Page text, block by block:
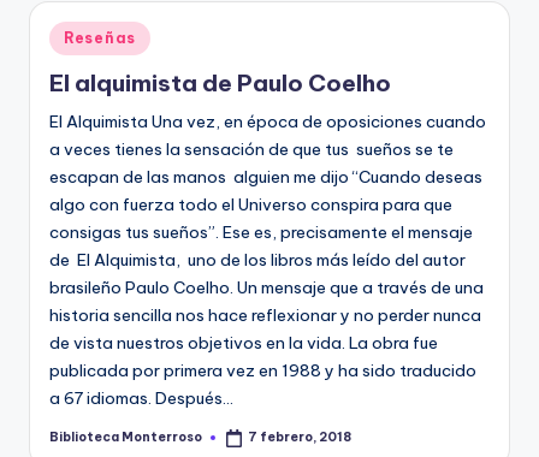
b
li
o
t
e
c
a
Santander"
Publicado
en
Reseñas
El alquimista de Paulo Coelho
El Alquimista Una vez, en época de oposiciones cuando
a veces tienes la sensación de que tus sueños se te
escapan de las manos alguien me dijo “Cuando deseas
algo con fuerza todo el Universo conspira para que
consigas tus sueños”. Ese es, precisamente el mensaje
de El Alquimista, uno de los libros más leído del autor
brasileño Paulo Coelho. Un mensaje que a través de una
historia sencilla nos hace reflexionar y no perder nunca
de vista nuestros objetivos en la vida. La obra fue
publicada por primera vez en 1988 y ha sido traducido
a 67 idiomas. Después…
Publicado
Biblioteca Monterroso 7 febrero, 2018